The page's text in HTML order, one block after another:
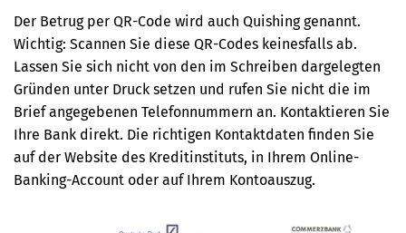
Der Betrug per QR-Code wird auch Quishing genannt.
Wichtig: Scannen Sie diese QR-Codes keinesfalls ab.
Lassen Sie sich nicht von den im Schreiben dargelegten
Gründen unter Druck setzen und rufen Sie nicht die im
Brief angegebenen Telefonnummern an. Kontaktieren Sie
Ihre Bank direkt. Die richtigen Kontaktdaten finden Sie
auf der Website des Kreditinstituts, in Ihrem Online-
Banking-Account oder auf Ihrem Kontoauszug.